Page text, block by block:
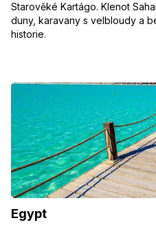
Starověké Kartágo. Klenot
duny, karavany s velbloudy a
historie.
Egypt